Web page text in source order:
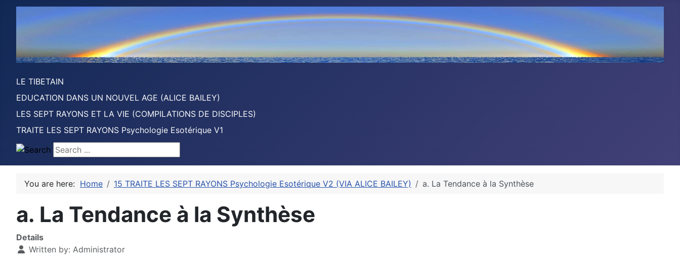
LE TIBETAIN
EDUCATION DANS UN NOUVEL AGE (ALICE BAILEY)
LES SEPT RAYONS ET LA VIE (COMPILATIONS DE DISCIPLES)
TRAITE LES SEPT RAYONS Psychologie Esotérique V1
Search ...
You are here: Home 15 TRAITE LES SEPT RAYONS Psychologie Esotérique V2 (VIA ALICE BAILEY) a. La Tendance à la Synthèse
a. La Tendance à la Synthèse
Details
Written by: Administrator